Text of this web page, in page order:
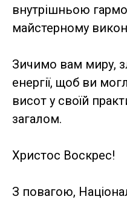
внутрішньою
майстерному
Зичимо вам миру,
енергії, щоб ви
висот у своїй
загалом.
Христос Воскрес!
З повагою,